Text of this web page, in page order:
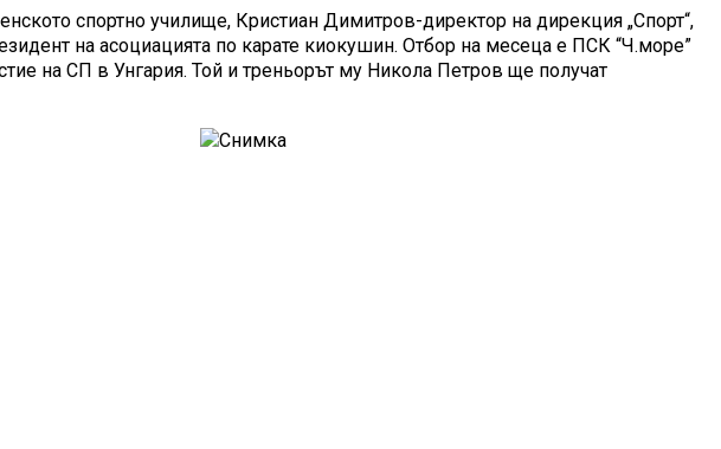
спортно училище, Кристиан Димитров-директор на дирекция „Спорт“,
на асоциацията по карате киокушин. Отбор на месеца е ПСК “Ч.море”
на СП в Унгария. Той и треньорът му Никола Петров ще получат